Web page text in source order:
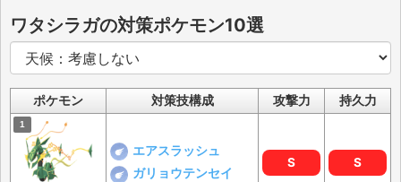
ワタシラガの対策ポケモン10選
ポケモン 対策技構成 攻撃力 持久力
エアスラッシュ
ガリョウテンセイ
S S